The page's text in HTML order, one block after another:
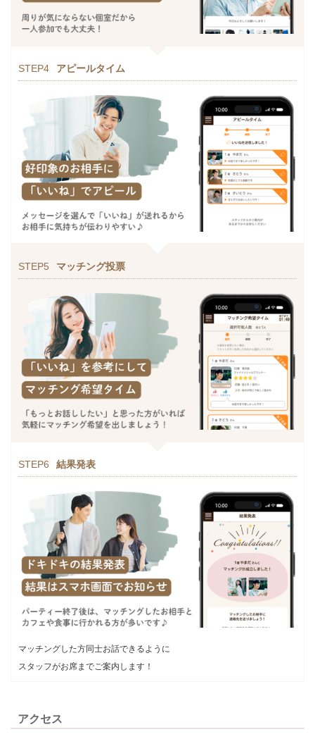
STEP4 アピールタイム
STEP5 マッチング投票
STEP6 結果発表
マッチングした方同士お話できるように
スタッフがお席までご案内します！
アクセス